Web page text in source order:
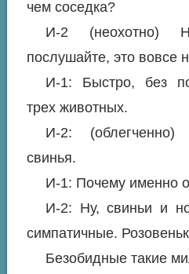
чем соседка?
И-2 (неохотно)
послушайте, это вовсе
И-1: Быстро, без
трех животных.
И-2: (облегченно)
свинья.
И-1: Почему именно
И-2: Ну, свиньи и
симпатичные.
Безобидные такие